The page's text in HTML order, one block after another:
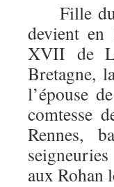
Fille du
devient
XVII de
Bretagne,
l’épouse
comtesse
Rennes,
aux Rohan